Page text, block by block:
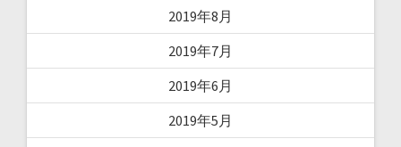
2019年8月
2019年7月
2019年6月
2019年5月